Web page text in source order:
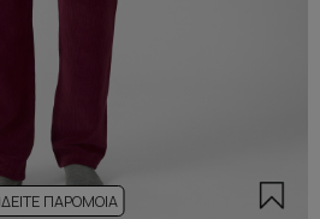
ΔΕΊΤΕ ΠΑΡΌΜΟΙΑ